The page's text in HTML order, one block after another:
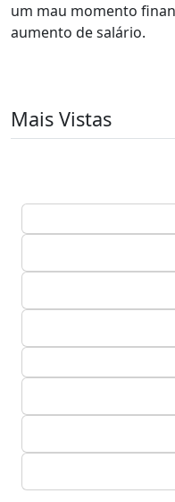
um mau momento
aumento de salário.
Mais Vistas